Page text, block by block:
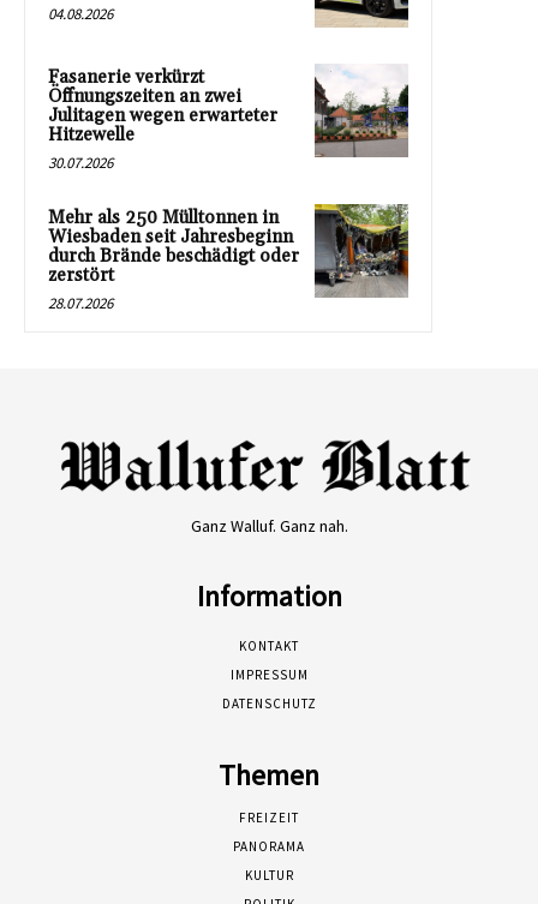
04.08.2026
Fasanerie verkürzt
Öffnungszeiten an zwei
Julitagen wegen erwarteter
Hitzewelle
30.07.2026
Mehr als 250 Mülltonnen in
Wiesbaden seit Jahresbeginn
durch Brände beschädigt oder
zerstört
28.07.2026
Ganz Walluf. Ganz nah.
Information
KONTAKT
IMPRESSUM
DATENSCHUTZ
Themen
FREIZEIT
PANORAMA
KULTUR